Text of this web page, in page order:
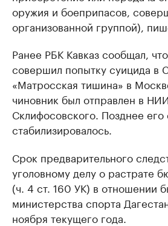
оружия и боеприпасов,
организованной группой),
Ранее РБК Кавказ сообщал,
совершил попытку суицида в
«Матросская тишина» в
чиновник был отправлен в НИИ
Склифосовского. Позднее его
стабилизировалось.
Срок предварительного
уголовному делу о растрате
(ч. 4 ст. 160 УК) в отношении
министерства спорта
ноября текущего года.